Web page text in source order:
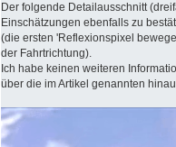
Der folgende Detailausschnitt
Einschätzungen ebenfalls zu
(die ersten 'Reflexionspixel
der Fahrtrichtung).
Ich habe keinen weiteren
über die im Artikel genannten